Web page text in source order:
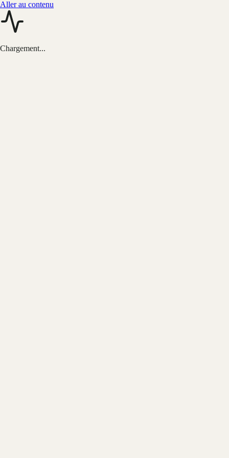
Aller au contenu
Chargement...